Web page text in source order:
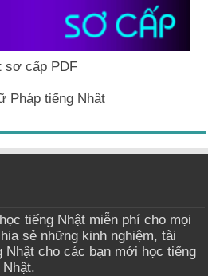
sơ cấp PDF
Pháp tiếng Nhật
tiếng Nhật miễn phí cho mọi
sẻ những kinh nghiệm, tài
Nhật cho các bạn mới học tiếng